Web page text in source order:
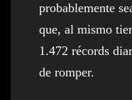
probablemente
que, al mismo
1.472 récords
de romper.